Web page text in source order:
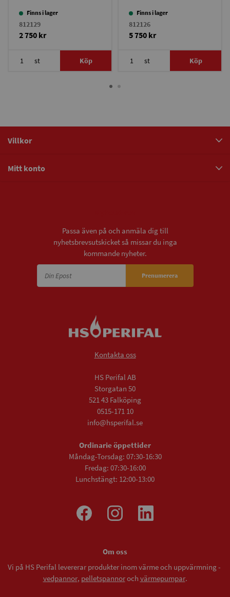
Finns i lager
812129
2 750 kr
st Köp
Finns i lager
812126
5 750 kr
st Köp
Villkor
Mitt konto
Passa även på och anmäla dig till
nyhetsbrevsutskicket så missar du inga
kommande nyheter.
Prenumerera
Kontakta oss
HS Perifal AB
Storgatan 50
521 43 Falköping
0515-171 10
info@hsperifal.se
Ordinarie öppettider
Måndag-Torsdag: 07:30-16:30
Fredag: 07:30-16:00
Lunchstängt: 12:00-13:00
Om oss
Vi på HS Perifal levererar produkter inom värme och uppvärmning -
vedpannor, pelletspannoroch värmepumpar.